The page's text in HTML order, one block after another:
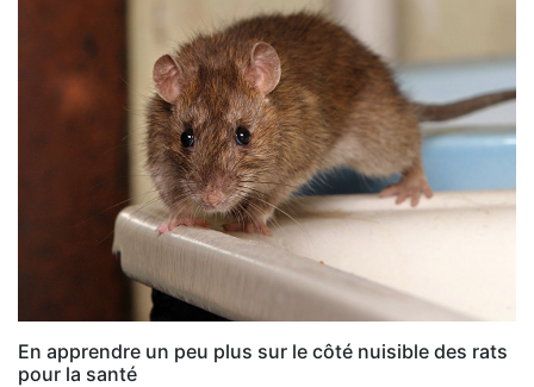
En apprendre un peu plus sur le côté nuisible des rats
pour la santé